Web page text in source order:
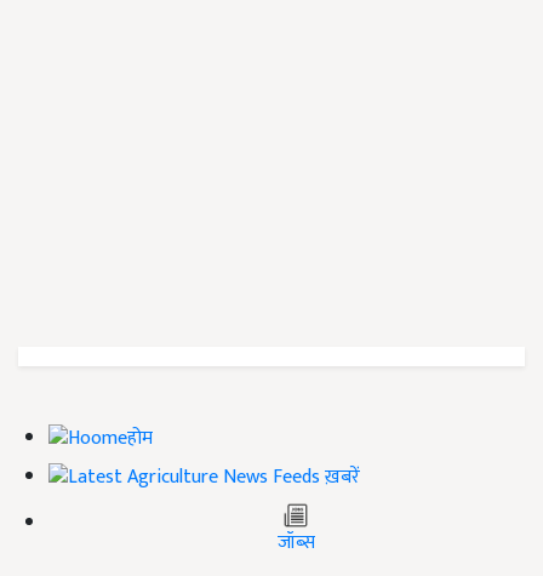
होम
ख़बरें
जॉब्स